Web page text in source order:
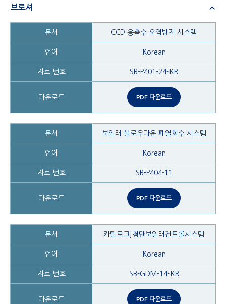
브로셔
CCD 응축수 오염방지 시스템
Korean
SB-P401-24-KR
PDF 다운로드
보일러 블로우다운 폐열회수 시스템
Korean
SB-P404-11
PDF 다운로드
카탈로그]첨단보일러컨트롤시스템
Korean
SB-GDM-14-KR
PDF 다운로드